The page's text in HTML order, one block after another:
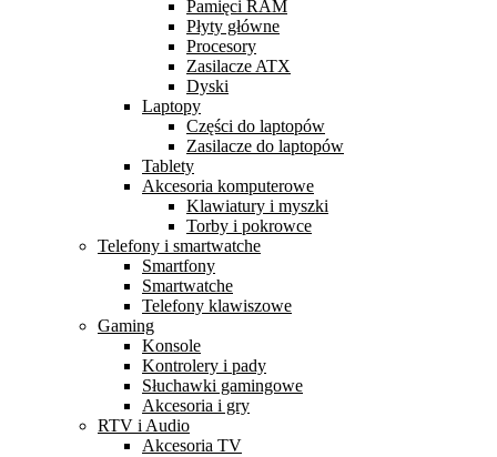
Pamięci RAM
Płyty główne
Procesory
Zasilacze ATX
Dyski
Laptopy
Części do laptopów
Zasilacze do laptopów
Tablety
Akcesoria komputerowe
Klawiatury i myszki
Torby i pokrowce
Telefony i smartwatche
Smartfony
Smartwatche
Telefony klawiszowe
Gaming
Konsole
Kontrolery i pady
Słuchawki gamingowe
Akcesoria i gry
RTV i Audio
Akcesoria TV